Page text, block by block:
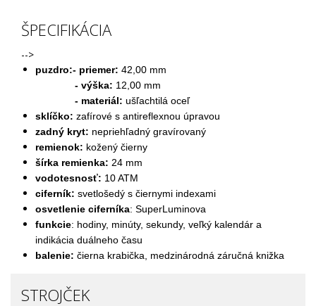
ŠPECIFIKÁCIA
-->
puzdro:- priemer: 42,00 mm
- výška: 12,00 mm
- materiál: ušľachtilá oceľ
sklíčko: zafírové s antireflexnou úpravou
zadný kryt: nepriehľadný gravírovaný
remienok: kožený čierny
šírka remienka: 24 mm
vodotesnosť: 10 ATM
ciferník: svetlošedý s čiernymi indexami
osvetlenie ciferníka: SuperLuminova
funkcie: hodiny, minúty, sekundy, veľký kalendár a
indikácia duálneho času
balenie: čierna krabička, medzinárodná záručná knižka
STROJČEK